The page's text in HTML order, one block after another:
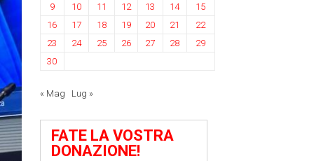
9
10 11 12 13 14
15
16
17 18 19 20 21
22
23
24 25 26 27 28
29
30
« Mag Lug »
FATE LA VOSTRA
DONAZIONE!